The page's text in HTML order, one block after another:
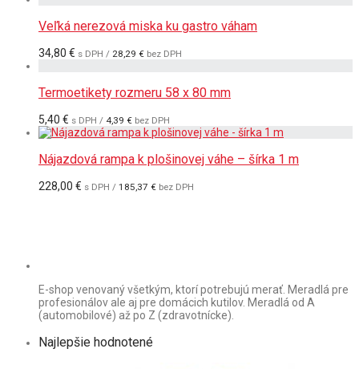
Veľká nerezová miska ku gastro váham
34,80 € s DPH / 28,29 € bez DPH
Termoetikety rozmeru 58 x 80 mm
5,40 € s DPH / 4,39 € bez DPH
Nájazdová rampa k plošinovej váhe – šírka 1 m
228,00 € s DPH / 185,37 € bez DPH
E-shop venovaný všetkým, ktorí potrebujú merať. Meradlá pre
profesionálov ale aj pre domácich kutilov. Meradlá od A
(automobilové) až po Z (zdravotnícke).
Najlepšie hodnotené